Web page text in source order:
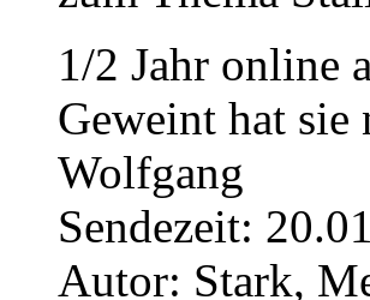
1/2 Jahr online
Geweint hat sie
Wolfgang
Sendezeit:
Autor: Stark,